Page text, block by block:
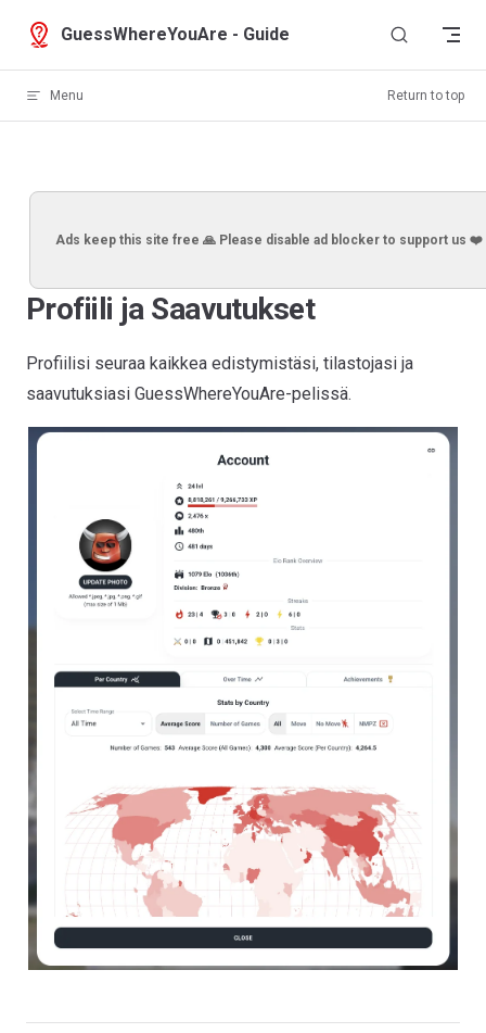
Skip to content
GuessWhereYouAre - Guide
Menu Return to top
Ads keep this site free 🙏 Please disable ad blocker to support us ❤️
Profiili ja Saavutukset
Profiilisi seuraa kaikkea edistymistäsi, tilastojasi ja
saavutuksiasi GuessWhereYouAre-pelissä.